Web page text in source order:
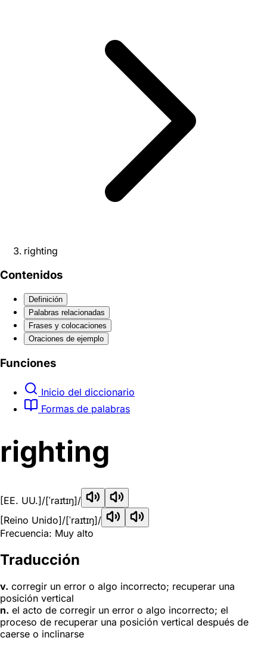
righting
Contenidos
Definición
Palabras relacionadas
Frases y colocaciones
Oraciones de ejemplo
Funciones
Inicio del diccionario
Formas de palabras
righting
[EE. UU.]/[ˈraɪtɪŋ]/
[Reino Unido]/[ˈraɪtɪŋ]/
Frecuencia: Muy alto
Traducción
v. corregir un error o algo incorrecto; recuperar una
posición vertical
n. el acto de corregir un error o algo incorrecto; el
proceso de recuperar una posición vertical después de
caerse o inclinarse